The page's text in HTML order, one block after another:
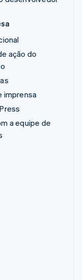
ação do
imprensa
a equipe de